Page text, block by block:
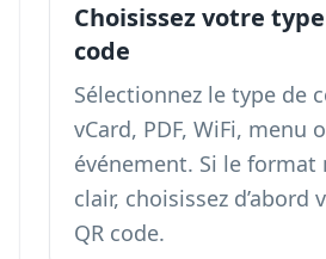
Choisissez votre
code
Sélectionnez le type de
vCard, PDF, WiFi, menu
événement. Si le format
clair, choisissez d’abord
QR code.